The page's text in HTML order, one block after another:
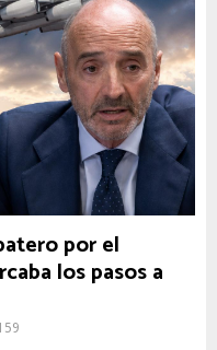
por el
los pasos a